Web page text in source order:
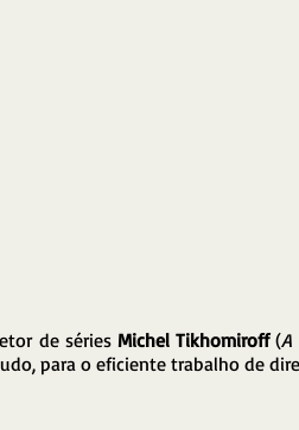
de séries Michel Tikhomiroff (A
para o eficiente trabalho de